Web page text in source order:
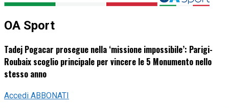
OA Sport
Tadej Pogacar prosegue nella ‘missione impossibile’: Parigi-
Roubaix scoglio principale per vincere le 5 Monumento nello
stesso anno
Accedi ABBONATI